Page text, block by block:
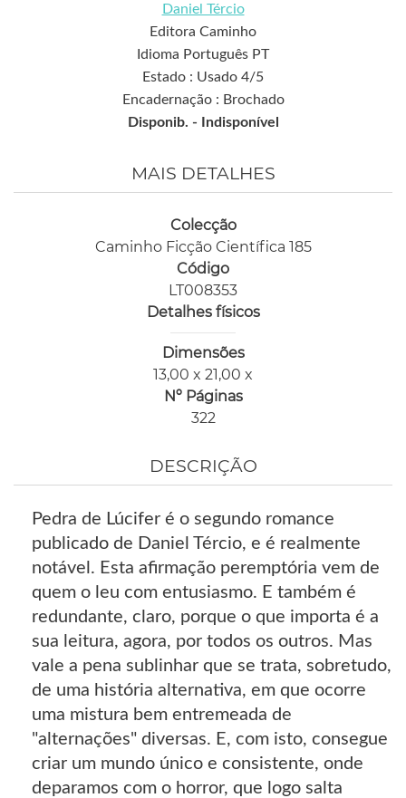
Daniel Tércio
Editora Caminho
Idioma Português PT
Estado : Usado 4/5
Encadernação : Brochado
Disponib. -
Indisponível
MAIS DETALHES
Colecção
Caminho Ficção Científica 185
Código
LT008353
Detalhes físicos
Dimensões
13,00 x 21,00 x
Nº Páginas
322
DESCRIÇÃO
Pedra de Lúcifer é o segundo romance
publicado de Daniel Tércio, e é realmente
notável. Esta afirmação peremptória vem de
quem o leu com entusiasmo. E também é
redundante, claro, porque o que importa é a
sua leitura, agora, por todos os outros. Mas
vale a pena sublinhar que se trata, sobretudo,
de uma história alternativa, em que ocorre
uma mistura bem entremeada de
"alternações" diversas. E, com isto, consegue
criar um mundo único e consistente, onde
deparamos com o horror, que logo salta